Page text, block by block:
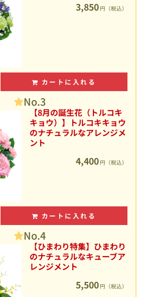
3,850 円（税込）
カートに入れる
No.3
【8月の誕生花（トルコキ
キョウ）】トルコキキョウ
のナチュラルなアレンジメ
ント
4,400 円（税込）
カートに入れる
No.4
【ひまわり特集】ひまわり
のナチュラルなキューブア
レンジメント
5,500 円（税込）